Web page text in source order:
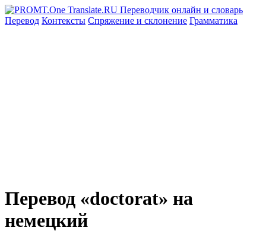
Перевод Контексты Спряжение и склонение Грамматика
Перевод «doctorat» на
немецкий